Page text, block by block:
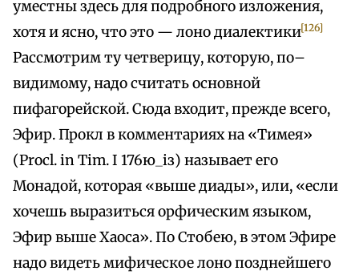
уместны здесь для подробного изложения,
хотя и ясно, что это — лоно диалектики[126]
Рассмотрим ту четверицу, которую, по–
видимому, надо считать основной
пифагорейской. Сюда входит, прежде всего,
Эфир. Прокл в комментариях на «Тимея»
(Procl. in Tim. I 176ю_із) называет его
Монадой, которая «выше диады», или, «если
хочешь выразиться орфическим языком,
Эфир выше Хаоса». По Стобею, в этом Эфире
надо видеть мифическое лоно позднейшего